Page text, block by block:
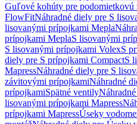
Guľové kohúty pre podomietkovú
FlowFitNáhradné diely pre S
lisovanými prípojkami Mepla
prípojkami MeplaS lisovanými
S lisovanými prípojkami VolexS
diely pre S prípojkami CompactS
MapressNáhradné diely pre S
závitovými prípojkamiNáhradné
prípojkamiSpätné ventily
lisovanými prípojkami Mapress
prípojkami MapressÚseky